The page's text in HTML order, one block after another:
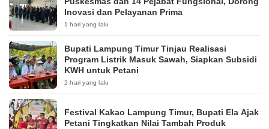
Inovasi dan Pelayanan Prima
1 hari yang lalu
Bupati Lampung Timur Tinjau Realisasi
Program Listrik Masuk Sawah, Siapkan Subsidi
KWH untuk Petani
2 hari yang lalu
‎Festival Kakao Lampung Timur, Bupati Ela Ajak
Petani Tingkatkan Nilai Tambah Produk